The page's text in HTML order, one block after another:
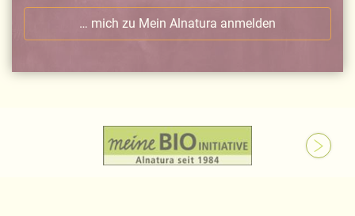
… mich zu Mein Alnatura anmelden